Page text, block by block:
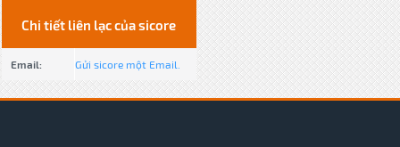
Chi tiết liên lạc của sicore
Email: Gửi sicore một Email.